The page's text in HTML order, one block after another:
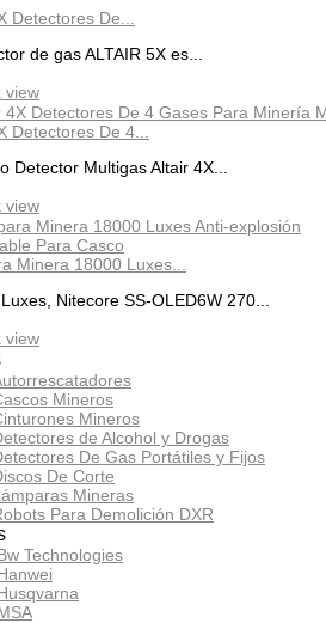
Detectores De...
de gas ALTAIR 5X es...
view
Detectores De 4...
Detector Multigas Altair 4X...
view
Minera 18000 Luxes...
Nitecore SS-OLED6W 270...
view
Mineros
Mineros
de Alcohol y Drogas
De Gas Portátiles y Fijos
De Corte
Mineras
Para Demolición DXR
Technologies